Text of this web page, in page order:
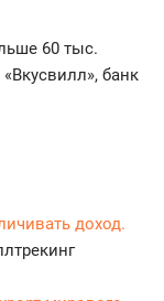
60 тыс.
банк
доход.